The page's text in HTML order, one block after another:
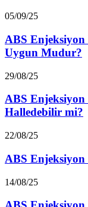
05/09/25
ABS
Uygun Mudur?
29/08/25
ABS Enjeksiyon
Halledebilir mi?
22/08/25
ABS Enjeksiyon
14/08/25